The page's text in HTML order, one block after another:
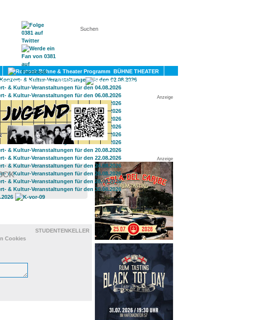
KONTAKT
BÜHNE THEATER
SPORT
Anzeige
Anzeige
STUDENTENKELLER